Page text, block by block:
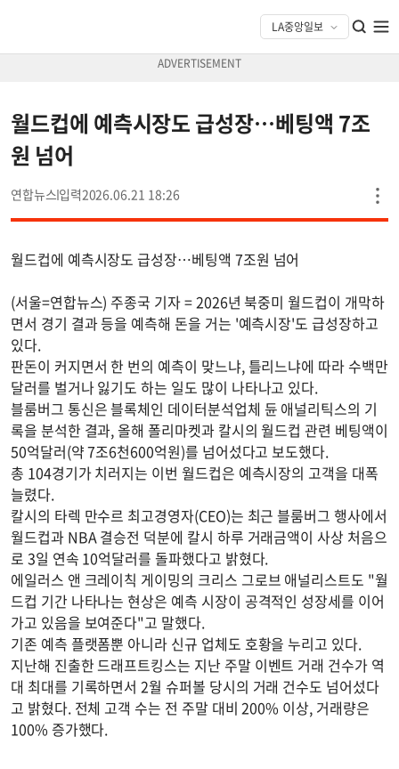
월드컵에 예측시장도 급성장…베팅액 7조
원 넘어
연합뉴스 2026.06.21 18:26
월드컵에 예측시장도 급성장…베팅액 7조원 넘어
(서울=연합뉴스) 주종국 기자 = 2026년 북중미 월드컵이 개막하
면서 경기 결과 등을 예측해 돈을 거는 '예측시장'도 급성장하고
있다.
판돈이 커지면서 한 번의 예측이 맞느냐, 틀리느냐에 따라 수백만
달러를 벌거나 잃기도 하는 일도 많이 나타나고 있다.
블룸버그 통신은 블록체인 데이터분석업체 듄 애널리틱스의 기
록을 분석한 결과, 올해 폴리마켓과 칼시의 월드컵 관련 베팅액이
50억달러(약 7조6천600억원)를 넘어섰다고 보도했다.
총 104경기가 치러지는 이번 월드컵은 예측시장의 고객을 대폭
늘렸다.
칼시의 타렉 만수르 최고경영자(CEO)는 최근 블룸버그 행사에서
월드컵과 NBA 결승전 덕분에 칼시 하루 거래금액이 사상 처음으
로 3일 연속 10억달러를 돌파했다고 밝혔다.
에일러스 앤 크레이칙 게이밍의 크리스 그로브 애널리스트도 "월
드컵 기간 나타나는 현상은 예측 시장이 공격적인 성장세를 이어
가고 있음을 보여준다"고 말했다.
기존 예측 플랫폼뿐 아니라 신규 업체도 호황을 누리고 있다.
지난해 진출한 드래프트킹스는 지난 주말 이벤트 거래 건수가 역
대 최대를 기록하면서 2월 슈퍼볼 당시의 거래 건수도 넘어섰다
고 밝혔다. 전체 고객 수는 전 주말 대비 200% 이상, 거래량은
100% 증가했다.